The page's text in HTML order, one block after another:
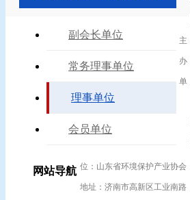
副会长单位
常务理事单位
理事单位
会员单位
网站导航
主
办
单
位：山东省环境保护产业协会
地址：济南市高新区工业南路